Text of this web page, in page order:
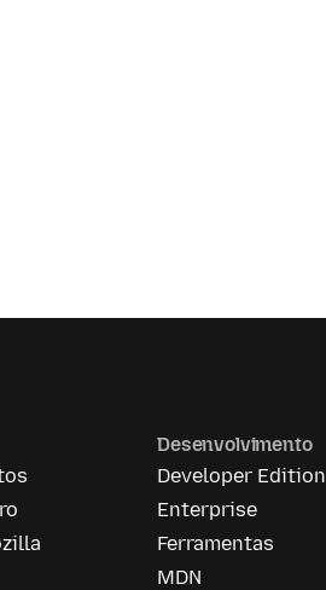
Desenvolvimento
Developer Edition
Enterprise
Ferramentas
MDN